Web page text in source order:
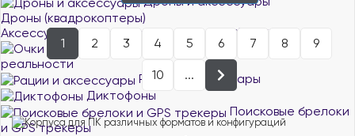
Дроны (квадрокоптеры)
Аксессуары для дронов
Очки виртуальной
реальности
Рации и аксессуары
Диктофоны
Поисковые брелоки
и GPS трекеры
1 2 3 4 5 6 7 8 9
10 ...